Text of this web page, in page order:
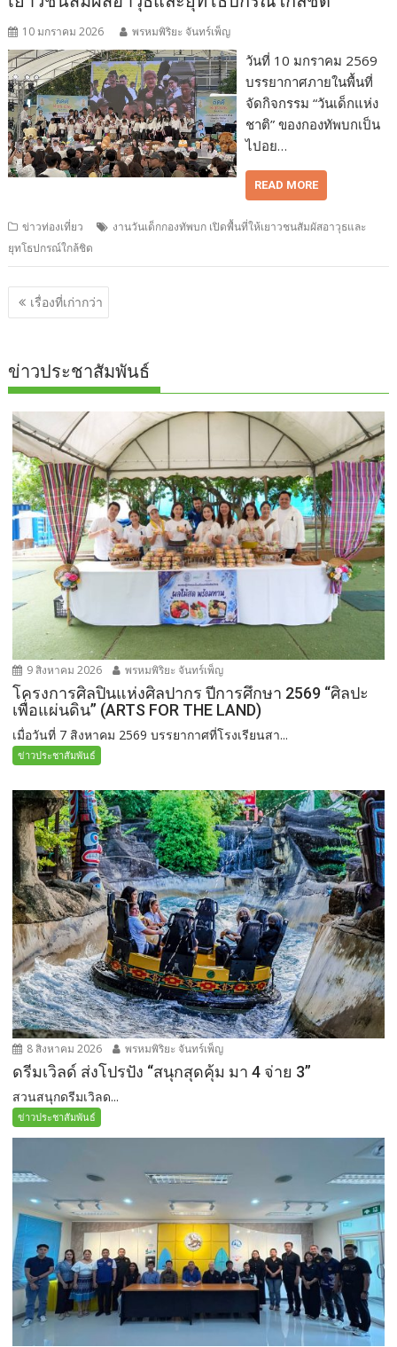
10 มกราคม 2026 พรหมพิริยะ จันทร์เพ็ญ
วันที่ 10 มกราคม 2569
บรรยากาศภายในพื้นที่
จัดกิจกรรม “วันเด็กแห่ง
ชาติ” ของกองทัพบกเป็น
ไปอย…
READ MORE
ข่าวท่องเที่ยว
งานวันเด็กกองทัพบก เปิดพื้นที่ให้เยาวชนสัมผัสอาวุธและ
ยุทโธปกรณ์ใกล้ชิด
แนะแนว
เรื่อง
เรื่องที่เก่ากว่า
ข่าวประชาสัมพันธ์
9 สิงหาคม 2026 พรหมพิริยะ จันทร์เพ็ญ
โครงการศิลปินแห่งศิลปากร ปีการศึกษา 2569 “ศิลปะ
เพื่อแผ่นดิน” (ARTS FOR THE LAND)
เมื่อวันที่ 7 สิงหาคม 2569 บรรยากาศที่โรงเรียนสา...
ข่าวประชาสัมพันธ์
8 สิงหาคม 2026 พรหมพิริยะ จันทร์เพ็ญ
ดรีมเวิลด์ ส่งโปรปัง “สนุกสุดคุ้ม มา 4 จ่าย 3”
สวนสนุกดรีมเวิลด...
ข่าวประชาสัมพันธ์